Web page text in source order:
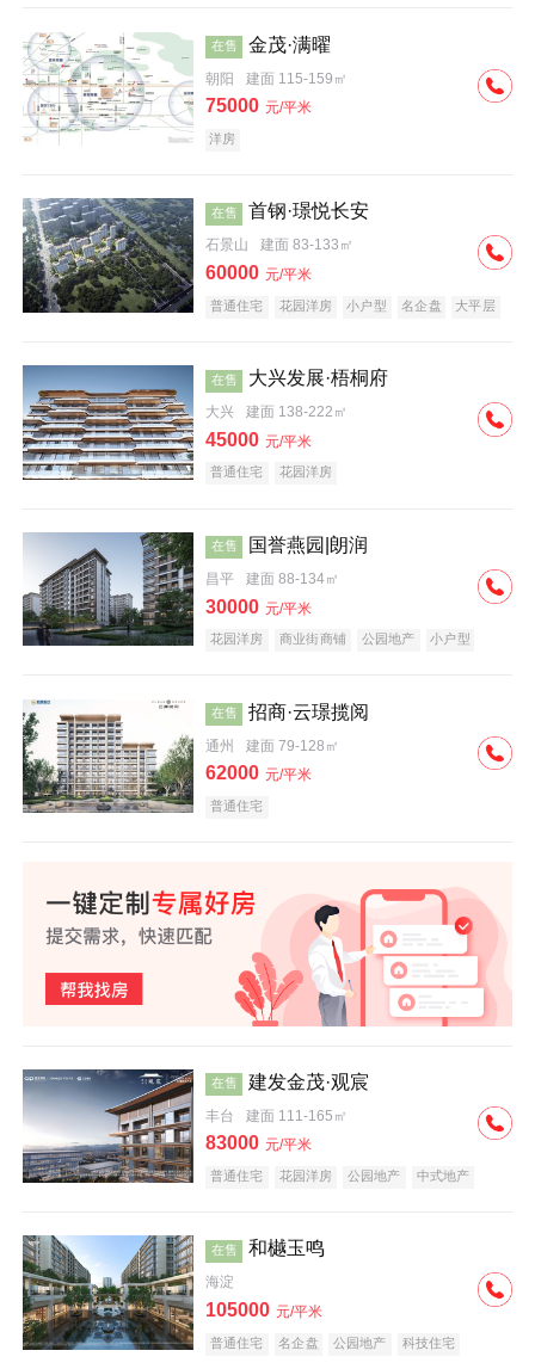
在售 金茂·满曜
朝阳 建面 115-159㎡
75000 元/平米
洋房
在售 首钢·璟悦长安
石景山 建面 83-133㎡
60000 元/平米
普通住宅 花园洋房 小户型 名企盘 大平层
在售 大兴发展·梧桐府
大兴 建面 138-222㎡
45000 元/平米
普通住宅 花园洋房
在售 国誉燕园|朗润
昌平 建面 88-134㎡
30000 元/平米
花园洋房 商业街商铺 公园地产
小户型
在售 招商·云璟揽阅
通州 建面 79-128㎡
62000 元/平米
普通住宅
在售 建发金茂·观宸
丰台 建面 111-165㎡
83000 元/平米
普通住宅 花园洋房 公园地产
中式地产
在售 和樾玉鸣
海淀
105000 元/平米
普通住宅 名企盘 公园地产 科技住宅